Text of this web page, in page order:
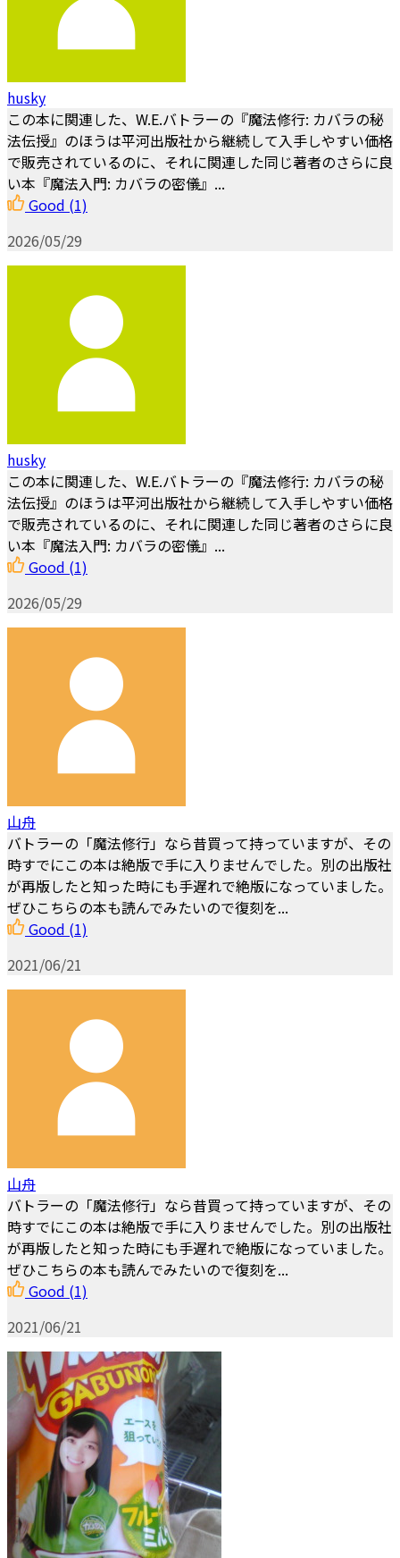
husky
この本に関連した、W.E.バトラーの『魔法修行: カバラの秘
法伝授』のほうは平河出版社から継続して入手しやすい価格
で販売されているのに、それに関連した同じ著者のさらに良
い本『魔法入門: カバラの密儀』...
Good (1)
2026/05/29
husky
この本に関連した、W.E.バトラーの『魔法修行: カバラの秘
法伝授』のほうは平河出版社から継続して入手しやすい価格
で販売されているのに、それに関連した同じ著者のさらに良
い本『魔法入門: カバラの密儀』...
Good (1)
2026/05/29
山舟
バトラーの「魔法修行」なら昔買って持っていますが、その
時すでにこの本は絶版で手に入りませんでした。別の出版社
が再版したと知った時にも手遅れで絶版になっていました。
ぜひこちらの本も読んでみたいので復刻を...
Good (1)
2021/06/21
山舟
バトラーの「魔法修行」なら昔買って持っていますが、その
時すでにこの本は絶版で手に入りませんでした。別の出版社
が再版したと知った時にも手遅れで絶版になっていました。
ぜひこちらの本も読んでみたいので復刻を...
Good (1)
2021/06/21